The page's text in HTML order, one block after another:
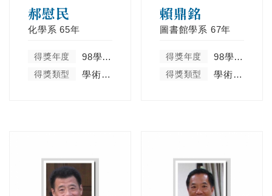
郝慰民
化學系 65年
得獎年度 98學年度
得獎類型 學術卓越類
賴鼎銘
圖書館學系 67年
得獎年度 98學年度
得獎類型 學術卓越類